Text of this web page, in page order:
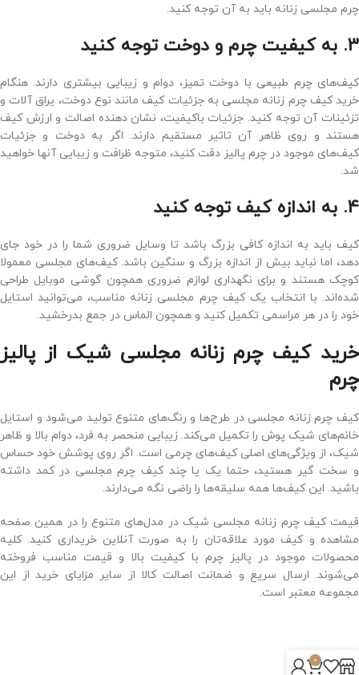
چرم مجلسی زنانه باید به آن توجه کنید.
3. به کیفیت چرم و دوخت توجه کنید
کیف‌های چرم طبیعی با دوخت تمیز، دوام و زیبایی بیشتری دارند. هنگام
خرید کیف چرم زنانه مجلسی به جزئیات کیف مانند نوع دوخت، یراق ‌آلات و
تزئینات آن توجه کنید. جزئیات با‌کیفیت، نشان ‌دهنده اصالت و ارزش کیف
هستند و روی ظاهر آن تاثیر مستقیم دارند. اگر به دوخت و جزئیات
کیف‌های موجود در چرم پالیز دقت کنید، متوجه ظرافت و زیبایی آنها خواهید
شد.
4. به اندازه کیف توجه کنید
کیف باید به اندازه کافی بزرگ باشد تا وسایل ضروری شما را در خود جای
دهد، اما نباید بیش از اندازه بزرگ و سنگین باشد. کیف‌های مجلسی معمولا
کوچک هستند و برای نگهداری لوازم ضروری همچون گوشی موبایل طراحی
شده‌اند. با انتخاب یک کیف چرم مجلسی زنانه مناسب، می‌توانید استایل
خود را در هر مراسمی تکمیل کنید و همچون الماس در جمع بدرخشید.
خرید کیف چرم زنانه مجلسی شیک از پالیز
چرم
کیف چرم زنانه مجلسی در طرح‌ها و رنگ‌های متنوع تولید می‌شود و استایل
خانم‌های شیک ‌پوش را تکمیل می‌کند. زیبایی منحصر ‌به ‌فرد، دوام بالا و ظاهر
شیک، از ویژگی‌های اصلی کیف‌های چرمی است. اگر روی پوشش خود حساس
و سخت ‌گیر هستید، حتما یک یا چند کیف چرم مجلسی در کمد داشته
باشید. این کیف‌ها همه سلیقه‌ها را راضی نگه می‌دارند.
قیمت کیف چرم زنانه مجلسی شیک در مدل‌های متنوع را در همین صفحه
مشاهده و کیف مورد ‌علاقه‌تان را به‌ صورت آنلاین خریداری کنید. کلیه
محصولات موجود در پالیز چرم با کیفیت بالا و قیمت مناسب فروخته
می‌شوند. ارسال سریع و ضمانت اصالت کالا از سایر مزایای خرید از این
مجموعه معتبر است.
0